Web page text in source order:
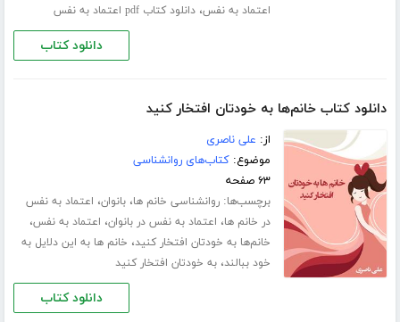
اعتماد به نفس،دانلود کتاب pdf اعتماد به نفس
دانلود کتاب
دانلود کتاب خانم‌ها به خودتان افتخار کنید
از: علی ناصری
موضوع:کتاب‌های روانشناسی
۶۳ صفحه
برچسب‌ها:روانشناسی خانم ها،بانوان، اعتماد به نفس
در خانم ها، اعتماد به نفس در بانوان، اعتماد به نفس،
خانم‌ها به خودتان افتخار کنید، خانم ها به این دلایل به
خود ببالند،به خودتان افتخار کنید
دانلود کتاب